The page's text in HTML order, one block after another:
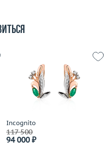
Incognito
117 500
94 000 ₽